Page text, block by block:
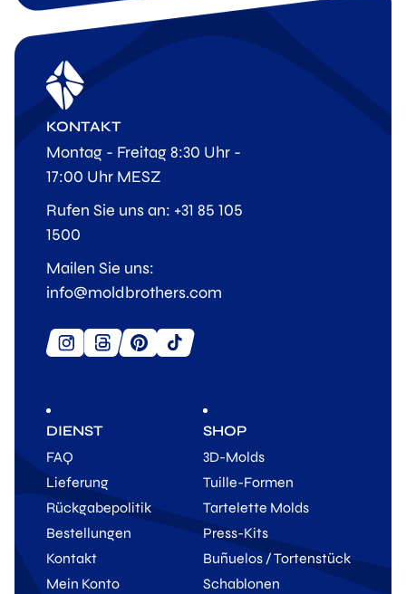
DIENST
FAQ
Lieferung
Rückgabepolitik
Bestellungen
Kontakt
Mein Konto
SHOP
3D-Molds
Tuille-Formen
Tartelette Molds
Press-Kits
Buñuelos / Tortenstück
Schablonen
KONTAKT
Montag - Freitag 8:30 Uhr -
17:00 Uhr MESZ
Rufen Sie uns an: +31 85 105
1500
Mailen Sie uns:
info@moldbrothers.com